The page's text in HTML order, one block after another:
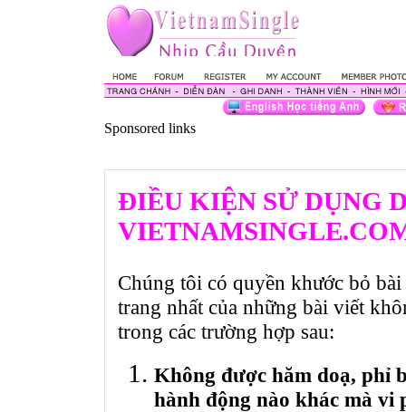
Sponsored links
ĐIỀU KIỆN SỬ DỤNG
Chúng tôi có quyền khước bỏ
trang nhất của những bài viết
trong các trường hợp sau:
Không được hăm doạ, phỉ
hành động nào khác mà vi